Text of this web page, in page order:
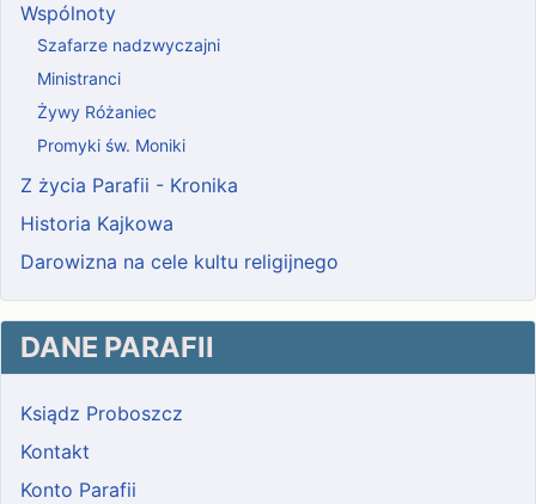
Wspólnoty
Szafarze nadzwyczajni
Ministranci
Żywy Różaniec
Promyki św. Moniki
Z życia Parafii - Kronika
Historia Kajkowa
Darowizna na cele kultu religijnego
DANE PARAFII
Ksiądz Proboszcz
Kontakt
Konto Parafii